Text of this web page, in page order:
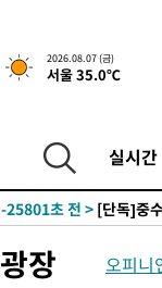
2026.08.07 (금)
서울 35.0℃
실시간
-25874초 전 >
"낮 기온
-25838초 전 >
선포
-25801초 전 > [단독]중
-22078초 전 >
SK하이
광장 오피니